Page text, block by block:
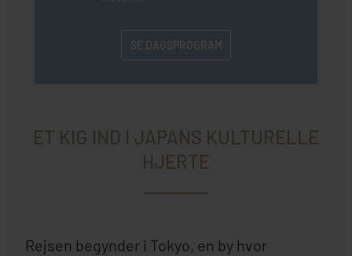
SE DAGSPROGRAM
ET KIG IND I JAPANS KULTURELLE
HJERTE
Rejsen begynder i Tokyo, en by hvor